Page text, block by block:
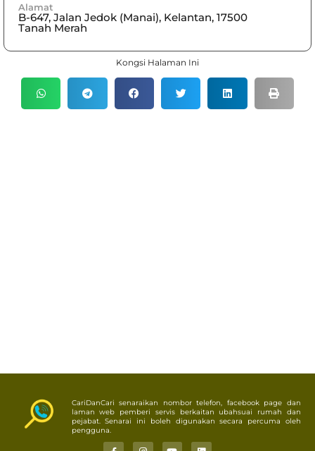
Alamat
B-647, Jalan Jedok (Manai), Kelantan, 17500
Tanah Merah
Kongsi Halaman Ini
CariDanCari senaraikan nombor telefon, facebook page dan
laman web pemberi servis berkaitan ubahsuai rumah dan
pejabat. Senarai ini boleh digunakan secara percuma oleh
pengguna.